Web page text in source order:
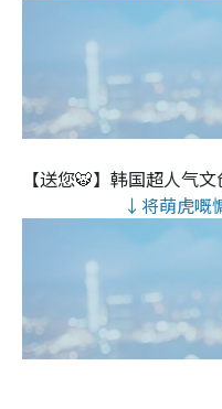
【送您🐯】韩国超人气
↓将萌虎嘅